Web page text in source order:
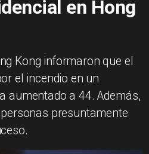
en Hong
Kong informaron que el
el incendio en un
aumentado a 44. Además,
presuntamente